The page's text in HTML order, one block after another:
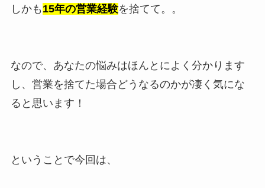
しかも 15年の営業経験を捨てて。。
なので、あなたの悩みはほんとによく分かります
し、営業を捨てた場合どうなるのかが凄く気にな
ると思います！
ということで今回は、